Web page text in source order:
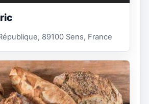
89100 Sens, France